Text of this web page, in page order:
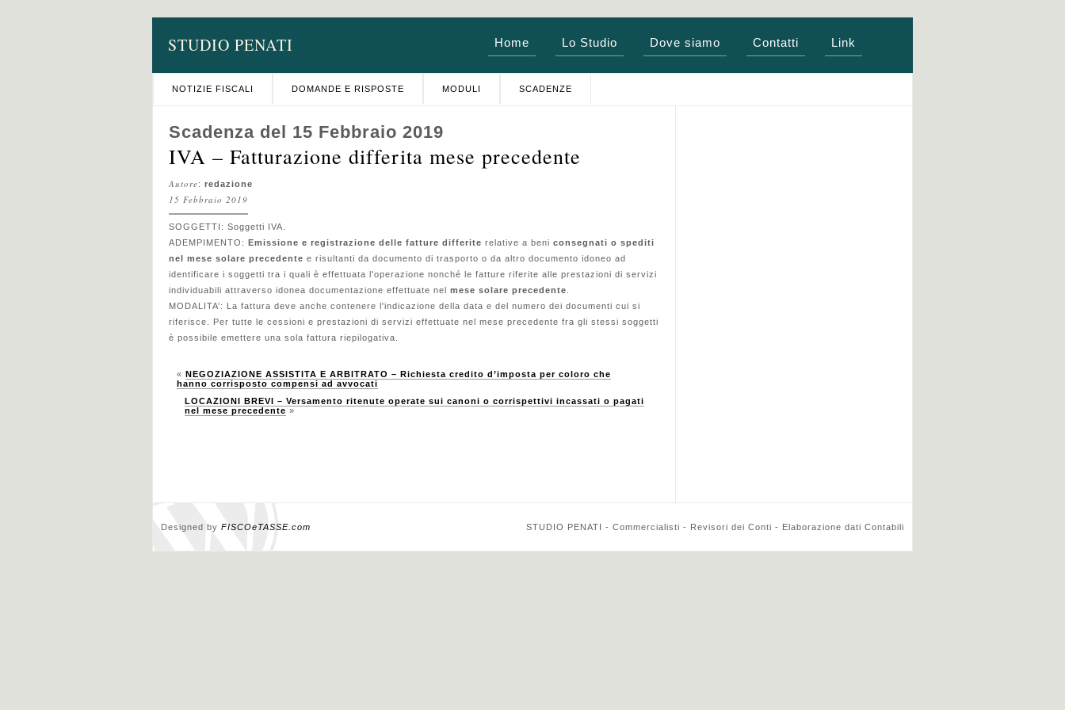
STUDIO PENATI Home Lo Studio Dove siamo Contatti Link
NOTIZIE FISCALI DOMANDE E RISPOSTE MODULI SCADENZE
Scadenza del 15 Febbraio 2019
IVA – Fatturazione differita mese precedente
Autore: redazione
15 Febbraio 2019
SOGGETTI: Soggetti IVA.
ADEMPIMENTO: Emissione e registrazione delle fatture differite relative a beni consegnati o spediti
nel mese solare precedente e risultanti da documento di trasporto o da altro documento idoneo ad
identificare i soggetti tra i quali è effettuata l'operazione nonché le fatture riferite alle prestazioni di servizi
individuabili attraverso idonea documentazione effettuate nel mese solare precedente
MODALITA’: La fattura deve anche contenere l'indicazione della data e del numero dei documenti cui si
riferisce. Per tutte le cessioni e prestazioni di servizi effettuate nel mese precedente fra gli stessi soggetti
è possibile emettere una sola fattura riepilogativa.
« NEGOZIAZIONE ASSISTITA E ARBITRATO – Richiesta credito d’imposta per coloro che
hanno corrisposto compensi ad avvocati
LOCAZIONI BREVI – Versamento ritenute operate sui canoni o corrispettivi incassati o pagati
nel mese precedente »
Designed by FISCOeTASSE.com STUDIO PENATI - Commercialisti - Revisori dei Conti - Elaborazione dati Contabili